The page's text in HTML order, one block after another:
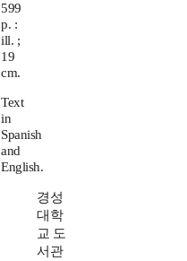
599
p. :
ill. ;
19
cm.
Text
in
Spanish
and
English.
경성
대학
교 도
서관